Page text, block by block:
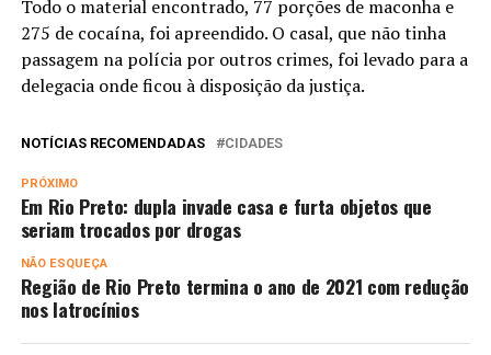
Todo o material encontrado, 77 porções de maconha e
275 de cocaína, foi apreendido. O casal, que não tinha
passagem na polícia por outros crimes, foi levado para a
delegacia onde ficou à disposição da justiça.
NOTÍCIAS RECOMENDADAS CIDADES
PRÓXIMO
Em Rio Preto: dupla invade casa e furta objetos que
seriam trocados por drogas
NÃO ESQUEÇA
Região de Rio Preto termina o ano de 2021 com redução
nos latrocínios